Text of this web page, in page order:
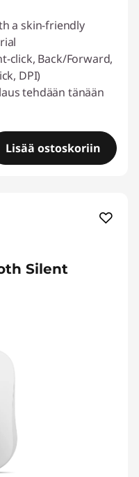
a skin-friendly
click, Back/Forward,
DPI)
tehdään tänään
Lisää ostoskoriin
Silent